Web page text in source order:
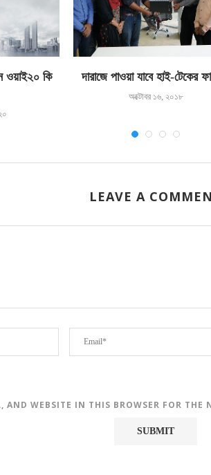
ওয়াই২০ কি
দারাজে পাওয়া যাবে হাই-টেকের
অক্টোবর ১৬, ২০১৮
LEAVE A
AND WEBSITE IN THIS BROWSER FOR THE